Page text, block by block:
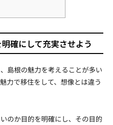
確にして充実させよう
島根の魅力を考えることが多い
力で移住をして、想像とは違う
のか目的を明確にし、その目的